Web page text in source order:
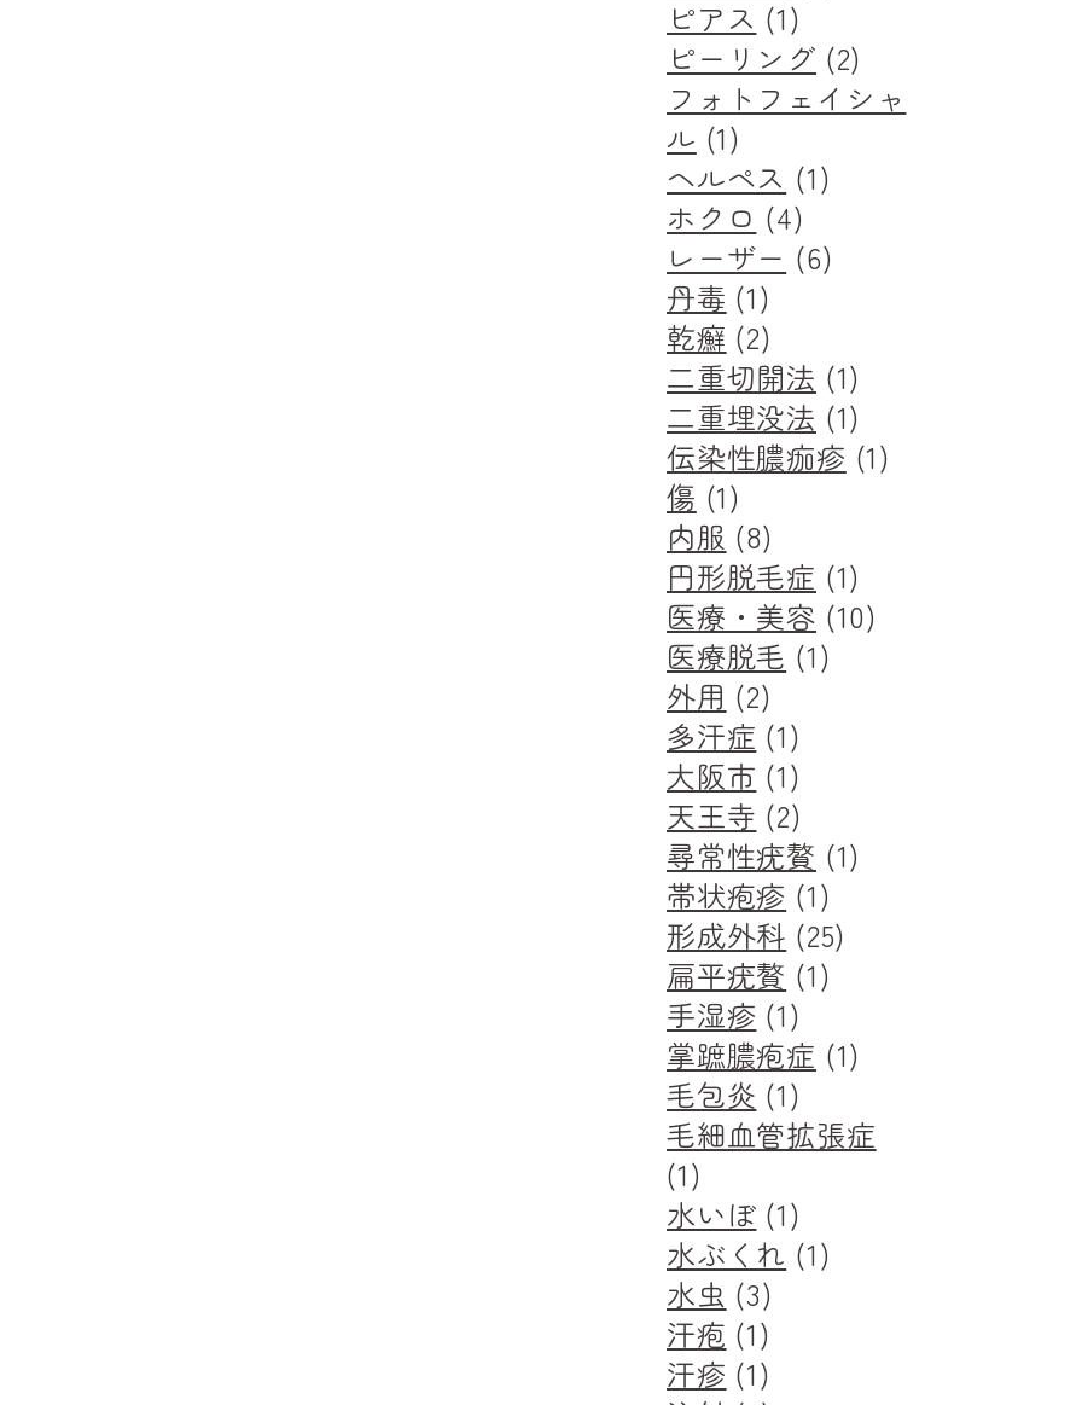
ピアス (1)
ピーリング (2)
フォトフェイシャ
ル (1)
ヘルペス (1)
ホクロ (4)
レーザー (6)
丹毒 (1)
乾癬 (2)
二重切開法 (1)
二重埋没法 (1)
伝染性膿痂疹 (1)
傷 (1)
内服 (8)
円形脱毛症 (1)
医療・美容 (10)
医療脱毛 (1)
外用 (2)
多汗症 (1)
大阪市 (1)
天王寺 (2)
尋常性疣贅 (1)
帯状疱疹 (1)
形成外科 (25)
扁平疣贅 (1)
手湿疹 (1)
掌蹠膿疱症 (1)
毛包炎 (1)
毛細血管拡張症
(1)
水いぼ (1)
水ぶくれ (1)
水虫 (3)
汗疱 (1)
汗疹 (1)